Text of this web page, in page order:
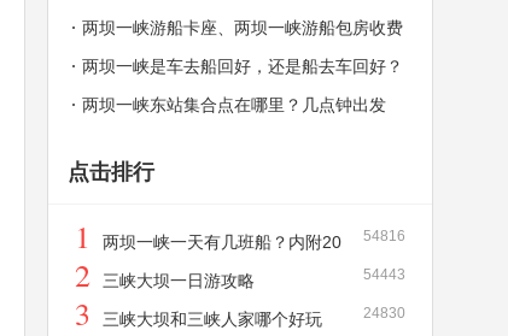
解释，秒懂！
两坝一峡游船卡座、两坝一峡游船包房收费
价格和介绍
两坝一峡是车去船回好，还是船去车回好？
两坝一峡东站集合点在哪里？几点钟出发
点击排行
54816
1
两坝一峡一天有几班船？内附20
26年新版两坝一峡游船时刻表！
54443
2 三峡大坝一日游攻略
24830
3 三峡大坝和三峡人家哪个好玩